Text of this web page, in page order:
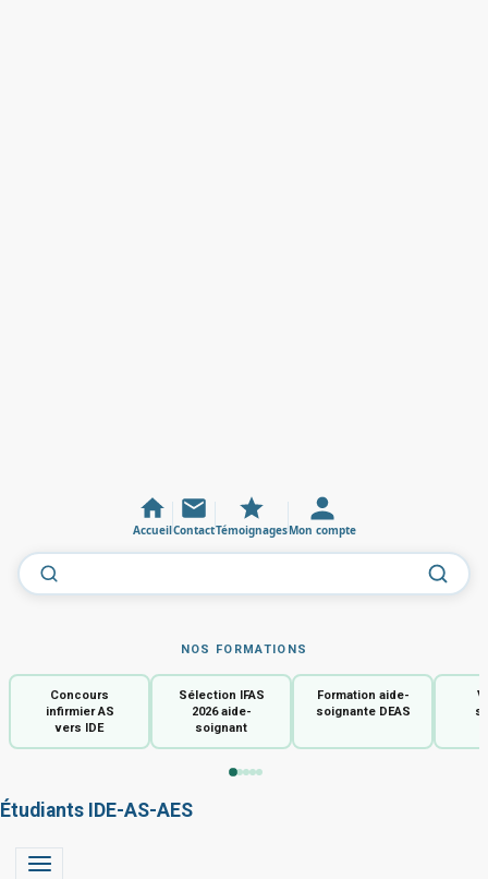
AccueilContactTémoignagesMon compte
NOS FORMATIONS
Concours
infirmier AS
vers IDE
Sélection IFAS
2026 aide-
soignant
Formation aide-
soignante DEAS
Étudiants IDE-AS-AES